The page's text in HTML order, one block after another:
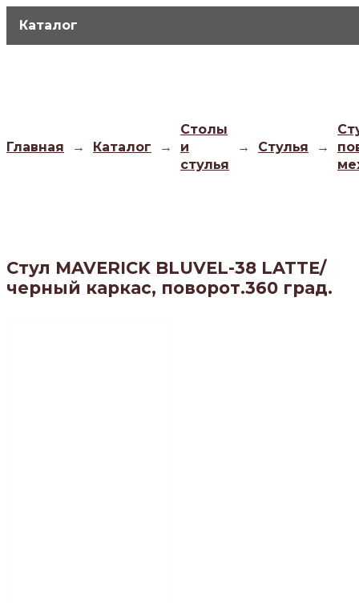
Каталог
Главная → Каталог →
Столы
и
стулья
→ Стулья →
Стул MAVERICK BLUVEL-38 LATTE/
черный каркас, поворот.360 град.